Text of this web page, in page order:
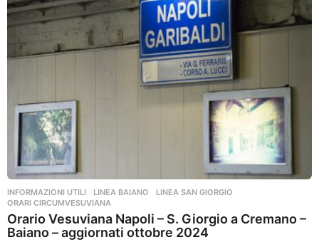
g
o
INFORMAZIONI UTILI ,LINEA BAIANO ,LINEA SAN GIORGIO
ORARI CIRCUMVESUVIANA
Orario Vesuviana Napoli – S. Giorgio a Cremano –
Baiano – aggiornati ottobre 2024